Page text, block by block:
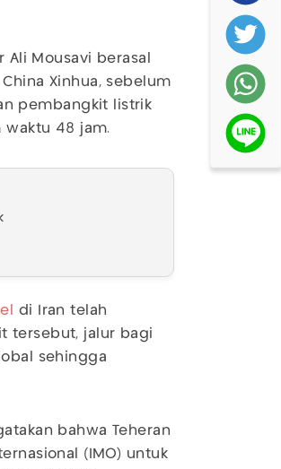
Ali Mousavi berasal
Xinhua, sebelum
pembangkit listrik
waktu 48 jam.
di Iran telah
tersebut, jalur bagi
sehingga
bahwa Teheran
(IMO) untuk